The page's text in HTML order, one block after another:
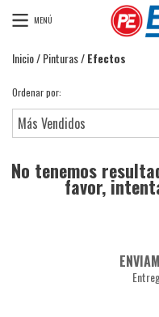
MENÚ
Inicio/Pinturas/Efectos
Ordenar por:
No tenemos
favor,